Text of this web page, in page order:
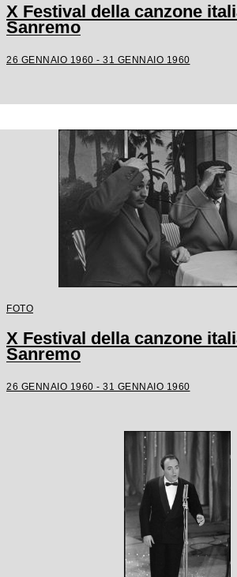
X Festival della canzone
Sanremo
26 GENNAIO 1960 - 31 GENNAIO 1960
FOTO
X Festival della canzone
Sanremo
26 GENNAIO 1960 - 31 GENNAIO 1960